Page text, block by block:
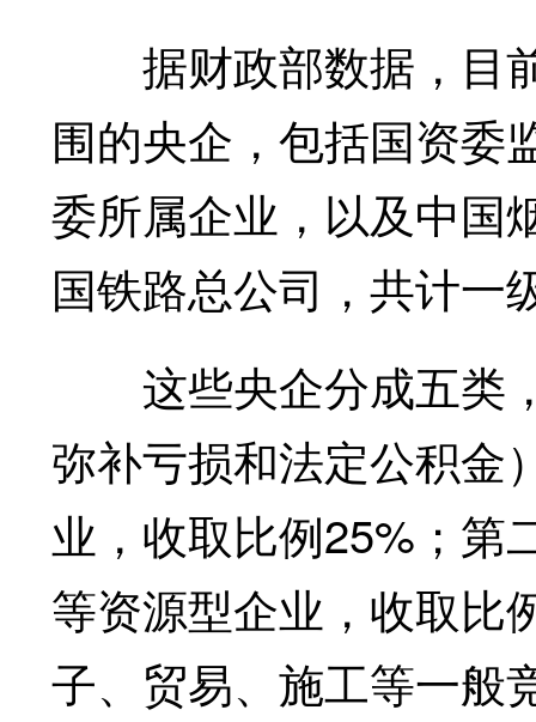
据财政部数据，目
围的央企，包括国资委
委所属企业，以及中国
国铁路总公司，共计一
这些央企分成五类
弥补亏损和法定公积金
业，收取比例25%；第
等资源型企业，收取比
子、贸易、施工等一般